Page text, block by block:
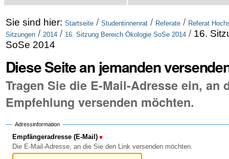
Sie sind hier: Startseite / Studentinnenrat / Referate / Referat
Sitzungen / 2014 / 16. Sitzung Bereich Ökologie SoSe 2014 / 16.
SoSe 2014
Diese Seite an jemanden
Tragen Sie die E-Mail-Adresse ein, an
Empfehlung versenden möchten.
Adressinformation
Empfängeradresse (E-Mail)
Die E-Mail-Adresse, an die Sie den Link versenden möchten.